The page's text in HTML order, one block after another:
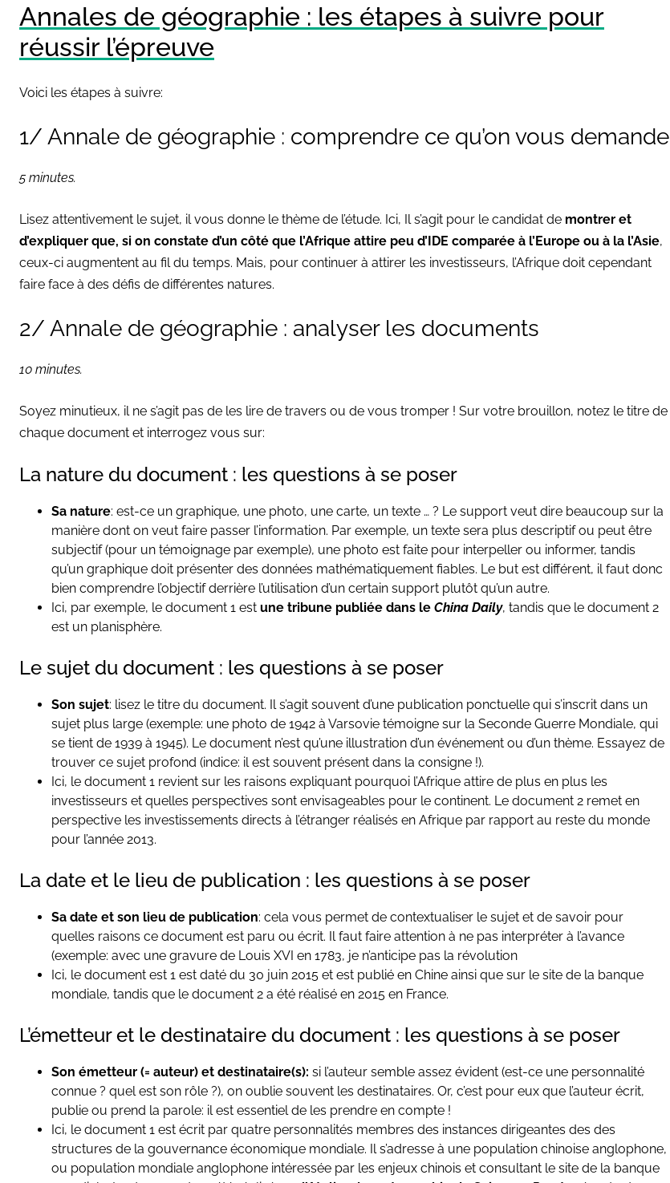
Annales de géographie : les étapes à suivre pour
réussir l’épreuve
Voici les étapes à suivre:
1/ Annale de géographie : comprendre ce qu’on vous demande
5 minutes.
Lisez attentivement le sujet, il vous donne le thème de l’étude. Ici, Il s’agit pour le candidat de montrer et
d’expliquer que, si on constate d’un côté que l’Afrique attire peu d’IDE comparée à l’Europe ou à la l’Asie,
ceux-ci augmentent au fil du temps. Mais, pour continuer à attirer les investisseurs, l’Afrique doit cependant
faire face à des défis de différentes natures.
2/ Annale de géographie : analyser les documents
10 minutes.
Soyez minutieux, il ne s’agit pas de les lire de travers ou de vous tromper ! Sur votre brouillon, notez le titre de
chaque document et interrogez vous sur:
La nature du document : les questions à se poser
Sa nature: est-ce un graphique, une photo, une carte, un texte … ? Le support veut dire beaucoup sur la
manière dont on veut faire passer l’information. Par exemple, un texte sera plus descriptif ou peut être
subjectif (pour un témoignage par exemple), une photo est faite pour interpeller ou informer, tandis
qu’un graphique doit présenter des données mathématiquement fiables. Le but est différent, il faut donc
bien comprendre l’objectif derrière l’utilisation d’un certain support plutôt qu’un autre.
Ici, par exemple, le document 1 est une tribune publiée dans le China Daily, tandis que le document 2
est un planisphère.
Le sujet du document : les questions à se poser
Son sujet: lisez le titre du document. Il s’agit souvent d’une publication ponctuelle qui s’inscrit dans un
sujet plus large (exemple: une photo de 1942 à Varsovie témoigne sur la Seconde Guerre Mondiale, qui
se tient de 1939 à 1945). Le document n’est qu’une illustration d’un événement ou d’un thème. Essayez de
trouver ce sujet profond (indice: il est souvent présent dans la consigne !).
Ici, le document 1 revient sur les raisons expliquant pourquoi l’Afrique attire de plus en plus les
investisseurs et quelles perspectives sont envisageables pour le continent. Le document 2 remet en
perspective les investissements directs à l’étranger réalisés en Afrique par rapport au reste du monde
pour l’année 2013.
La date et le lieu de publication : les questions à se poser
Sa date et son lieu de publication: cela vous permet de contextualiser le sujet et de savoir pour
quelles raisons ce document est paru ou écrit. Il faut faire attention à ne pas interpréter à l’avance
(exemple: avec une gravure de Louis XVI en 1783, je n’anticipe pas la révolution
Ici, le document est 1 est daté du 30 juin 2015 et est publié en Chine ainsi que sur le site de la banque
mondiale, tandis que le document 2 a été réalisé en 2015 en France.
L’émetteur et le destinataire du document : les questions à se poser
Son émetteur (= auteur) et destinataire(s): si l’auteur semble assez évident (est-ce une personnalité
connue ? quel est son rôle ?), on oublie souvent les destinataires. Or, c’est pour eux que l’auteur écrit,
publie ou prend la parole: il est essentiel de les prendre en compte !
Ici, le document 1 est écrit par quatre personnalités membres des instances dirigeantes des des
structures de la gouvernance économique mondiale. Il s’adresse à une population chinoise anglophone,
ou population mondiale anglophone intéressée par les enjeux chinois et consultant le site de la banque